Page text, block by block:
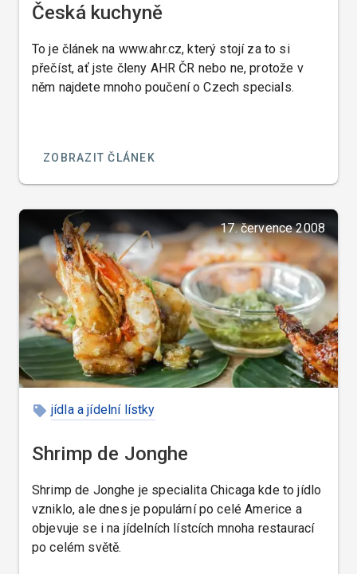
Česká kuchyně
To je článek na www.ahr.cz, který stojí za to si
přečíst, ať jste členy AHR ČR nebo ne, protože v
něm najdete mnoho poučení o Czech specials.
ZOBRAZIT ČLÁNEK
17. července 2008
jídla a jídelní lístky
Shrimp de Jonghe
Shrimp de Jonghe je specialita Chicaga kde to jídlo
vzniklo, ale dnes je populární po celé Americe a
objevuje se i na jídelních lístcích mnoha restaurací
po celém světě.